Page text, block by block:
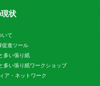
状
いて
促進ツール
多い張り紙
多い張り紙ワークショップ
ア・ネットワーク